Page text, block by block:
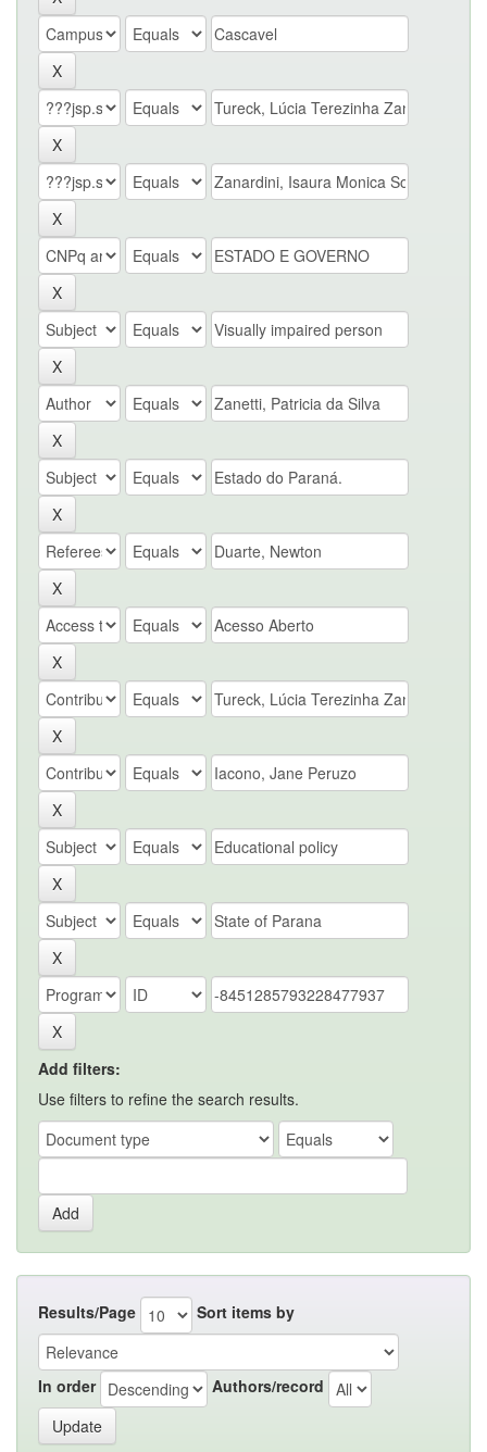
Add filters:
Use filters to refine the search results.
Results/Page Sort items by
In order Authors/record